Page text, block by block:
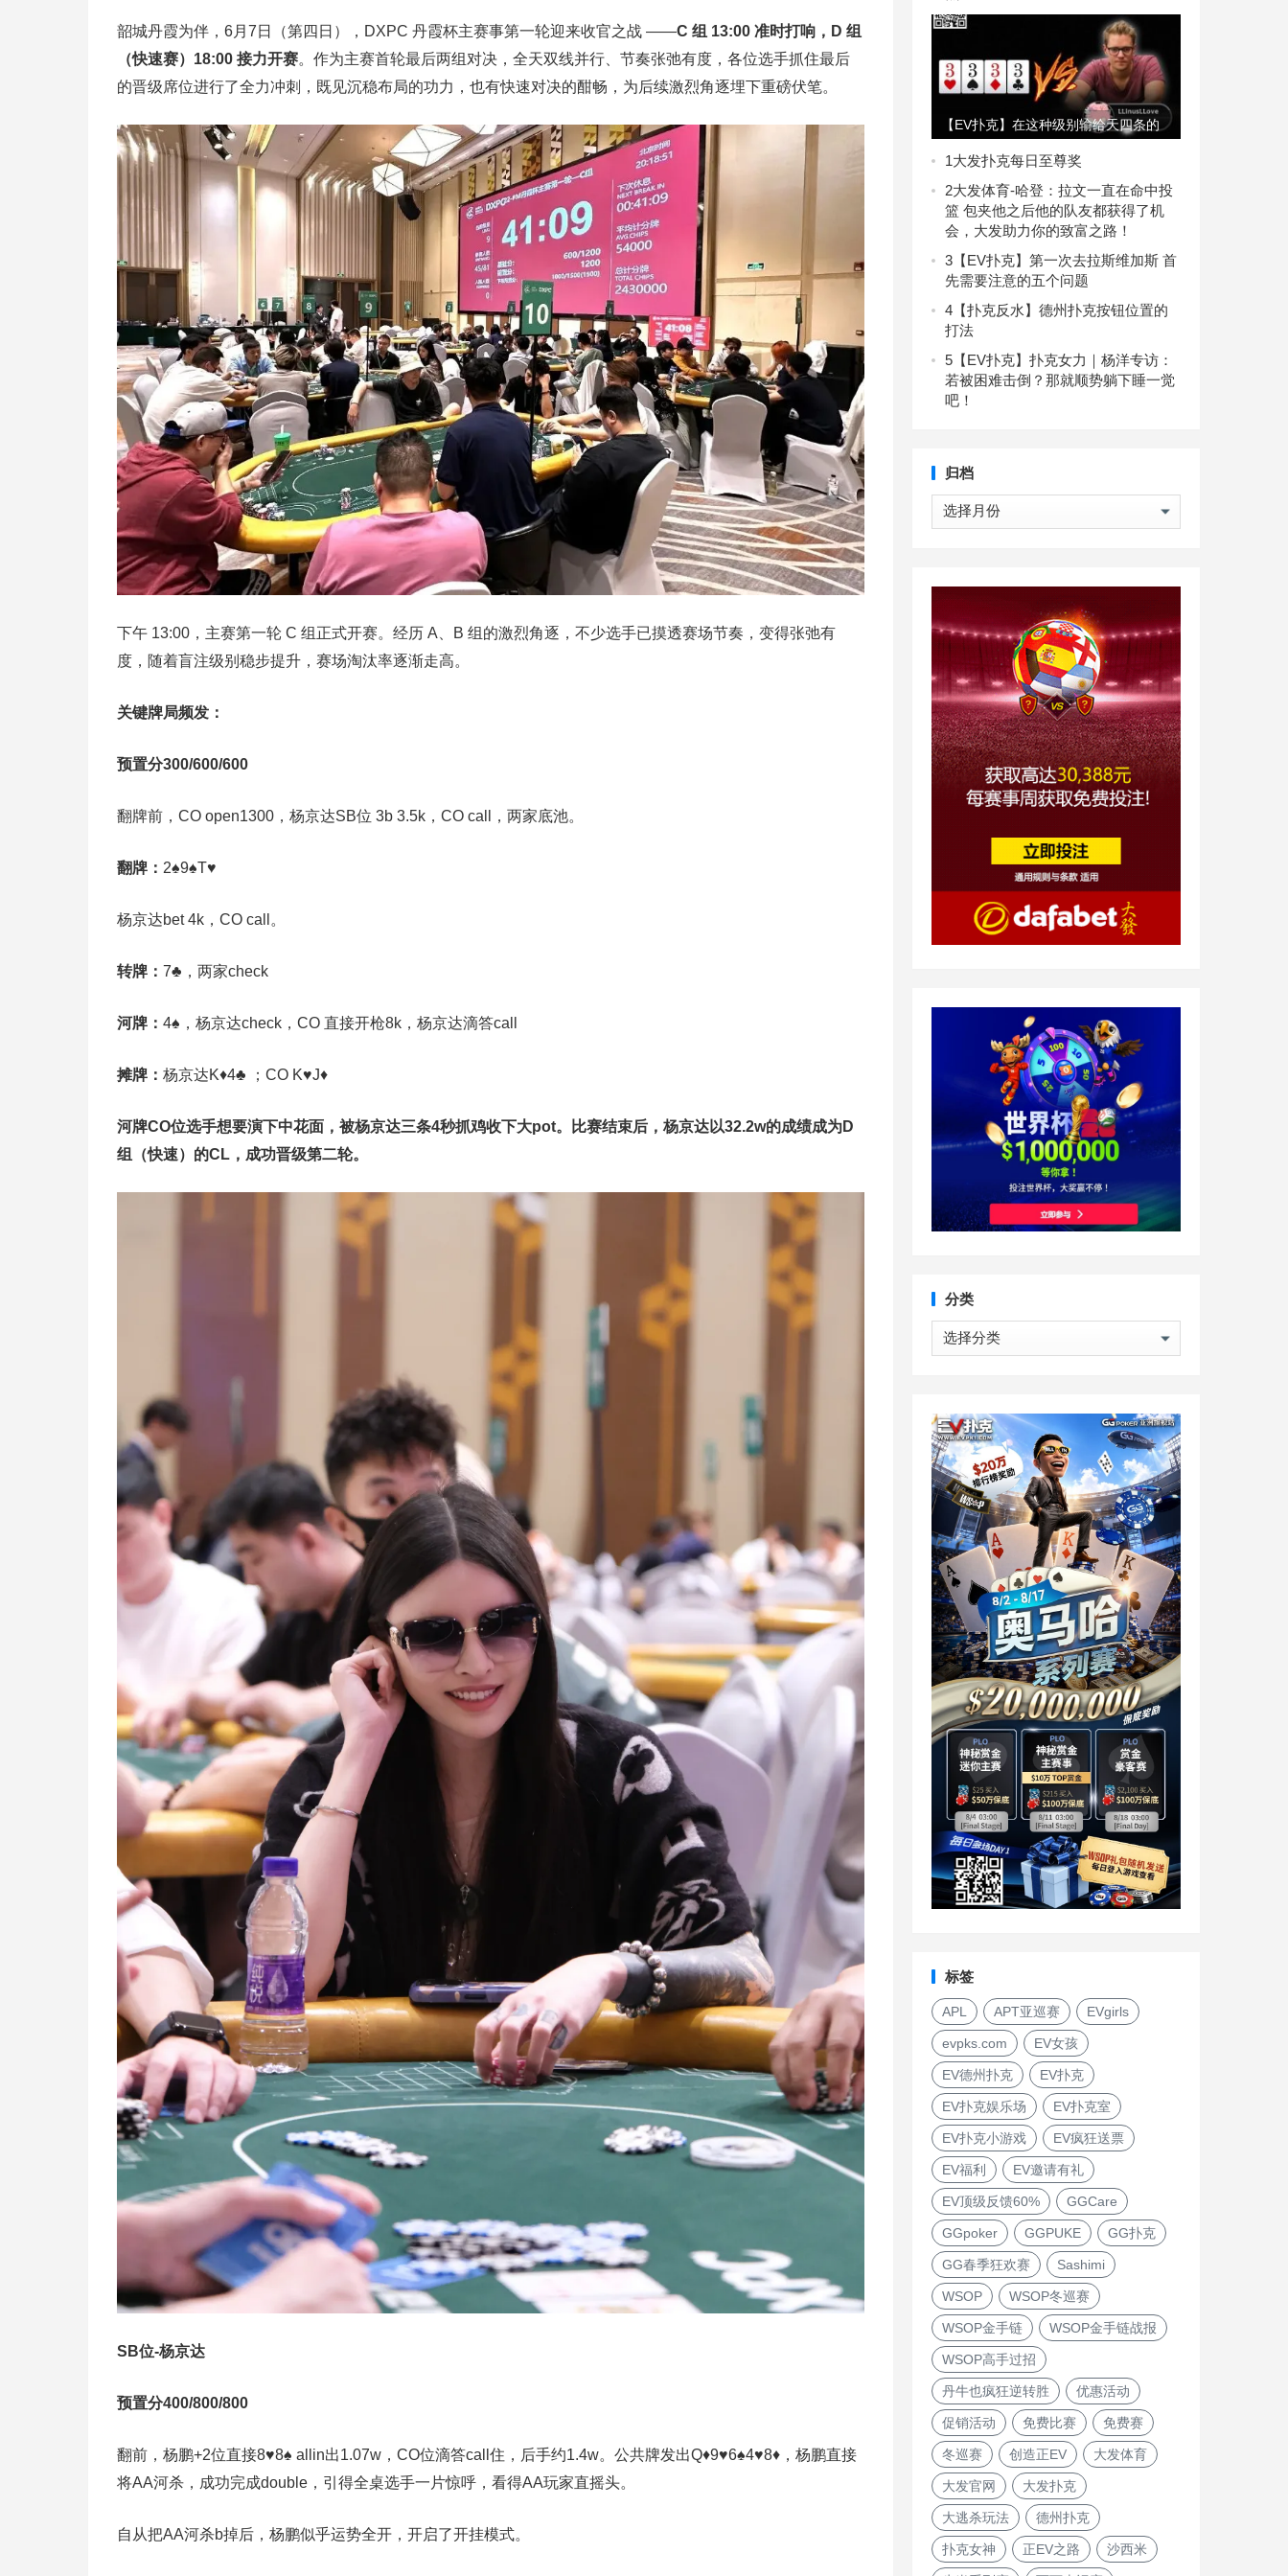
韶城丹霞为伴，6月7日（第四日），DXPC 丹霞杯主赛事第一轮迎来收官之战 ——C 组 13:00 准时打响，D 组
（快速赛）18:00 接力开赛。作为主赛首轮最后两组对决，全天双线并行、节奏张弛有度，各位选手抓住最后
的晋级席位进行了全力冲刺，既见沉稳布局的功力，也有快速对决的酣畅，为后续激烈角逐埋下重磅伏笔。
下午 13:00，主赛第一轮 C 组正式开赛。经历 A、B 组的激烈角逐，不少选手已摸透赛场节奏，变得张弛有
度，随着盲注级别稳步提升，赛场淘汰率逐渐走高。
关键牌局频发：
预置分300/600/600
翻牌前，CO open1300，杨京达SB位 3b 3.5k，CO call，两家底池。
翻牌： 2♠9♠T♥
杨京达bet 4k，CO call。
转牌： 7♣，两家check
河牌： 4♠，杨京达check，CO 直接开枪8k，杨京达滴答call
摊牌： 杨京达K♦4♣ ；CO K♥J♦
河牌CO位选手想要演下中花面，被杨京达三条4秒抓鸡收下大pot。比赛结束后，杨京达以32.2w的成绩成为D
组（快速）的CL，成功晋级第二轮。
SB位-杨京达
预置分400/800/800
翻前，杨鹏+2位直接8♥8♠ allin出1.07w，CO位滴答call住，后手约1.4w。公共牌发出Q♦9♥6♠4♥8♦，杨鹏直接
将AA河杀，成功完成double，引得全桌选手一片惊呼，看得AA玩家直摇头。
自从把AA河杀b掉后，杨鹏似乎运势全开，开启了开挂模式。
【EV扑克】在这种级别输给天四条的
痛苦，幸好我没机会领悟
1大发扑克每日至尊奖
2大发体育-哈登：拉文一直在命中投
篮 包夹他之后他的队友都获得了机
会，大发助力你的致富之路！
3 【EV扑克】第一次去拉斯维加斯 首
先需要注意的五个问题
4 【扑克反水】德州扑克按钮位置的
打法
5 【EV扑克】扑克女力｜杨洋专访：
若被困难击倒？那就顺势躺下睡一觉
吧！
归档
归
分类
分
类
标签
APL APT亚巡赛 EVgirls
evpks.com EV女孩
EV德州扑克 EV扑克
EV扑克娱乐场 EV扑克室
EV扑克小游戏 EV疯狂送票
EV福利 EV邀请有礼
EV顶级反馈60% GGCare
GGpoker GGPUKE GG扑克
GG春季狂欢赛 Sashimi
WSOP WSOP冬巡赛
WSOP金手链 WSOP金手链战报
WSOP高手过招
丹牛也疯狂逆转胜 优惠活动
促销活动 免费比赛 免费赛
冬巡赛 创造正EV 大发体育
大发官网 大发扑克
大逃杀玩法 德州扑克
扑克女神 正EV之路 沙西米